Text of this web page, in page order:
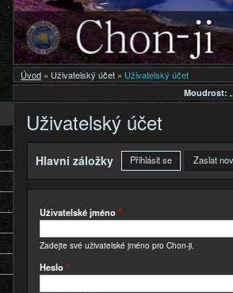
Úvod » Uživatelský účet » Uživatelský účet
Moudrost:
Uživatelský účet
Hlavní záložky Přihlásit se (aktivníZaslat
Uživatelské jméno*
Zadejte své uživatelské jméno pro Chon-ji.
Heslo*